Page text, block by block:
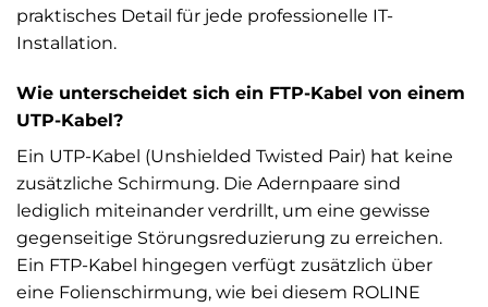
praktisches Detail für jede professionelle IT-
Installation.
Wie unterscheidet sich ein FTP-Kabel von einem
UTP-Kabel?
Ein UTP-Kabel (Unshielded Twisted Pair) hat keine
zusätzliche Schirmung. Die Adernpaare sind
lediglich miteinander verdrillt, um eine gewisse
gegenseitige Störungsreduzierung zu erreichen.
Ein FTP-Kabel hingegen verfügt zusätzlich über
eine Folienschirmung, wie bei diesem ROLINE